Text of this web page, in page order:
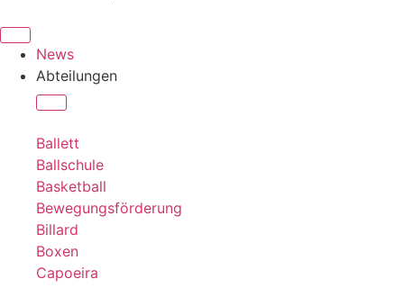
News
Abteilungen
Ballett
Ballschule
Basketball
Bewegungsförderung
Billard
Boxen
Capoeira